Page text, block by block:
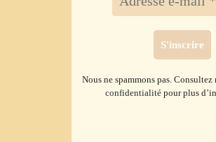
Nous ne spammons pas. Consultez
confidentialité pour plus